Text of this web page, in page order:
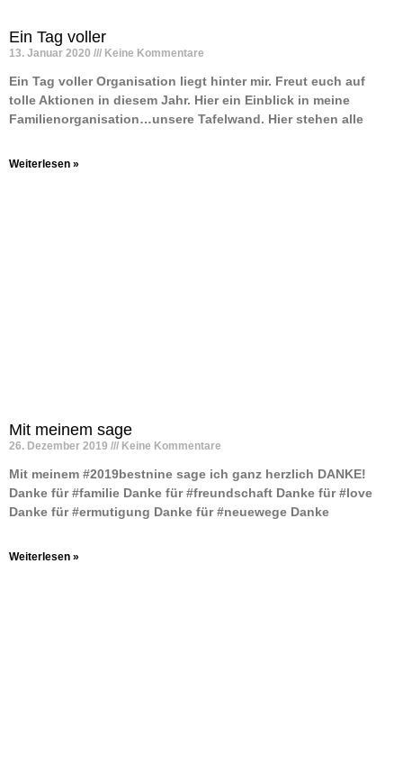
Ein Tag voller
13. Januar 2020 Keine Kommentare
Ein Tag voller Organisation liegt hinter mir. Freut euch auf
tolle Aktionen in diesem Jahr. Hier ein Einblick in meine
Familienorganisation…unsere Tafelwand. Hier stehen alle
Weiterlesen »
Mit meinem sage
26. Dezember 2019 Keine Kommentare
Mit meinem #2019bestnine sage ich ganz herzlich DANKE! ️
Danke für #familie Danke für #freundschaft Danke für #love
Danke für #ermutigung Danke für #neuewege Danke
Weiterlesen »